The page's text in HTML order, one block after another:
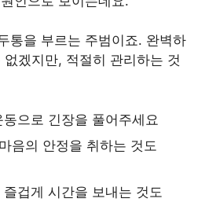
통을 부르는 주범이죠. 완벽하
겠지만, 적절히 관리하는 것
으로 긴장을 풀어주세요
음의 안정을 취하는 것도
겁게 시간을 보내는 것도